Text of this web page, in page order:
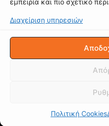
εμπειρία και πιο σχετικό
Διαχείριση υπηρεσιών
Πολιτική Cookies